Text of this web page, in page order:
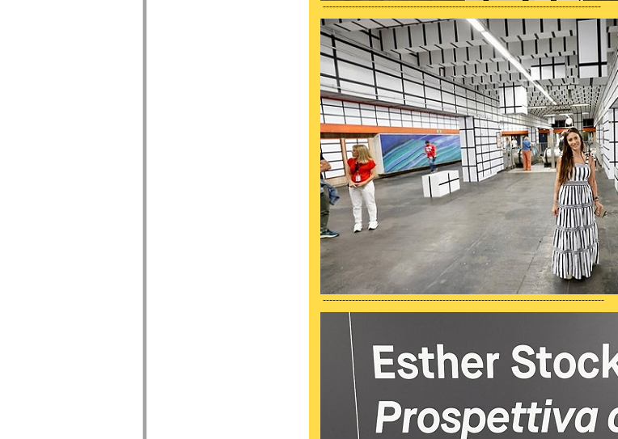
--------------------------------------------------------------------------------------
---------------------------------------------------------------------------------------